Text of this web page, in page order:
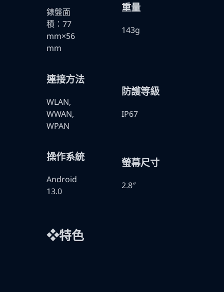
錶盤面
積：77
mm×56
mm
重量
143g
連接方法
WLAN,
WWAN,
WPAN
防護等級
IP67
操作系統
Android
13.0
螢幕尺寸
2.8″
❖特色